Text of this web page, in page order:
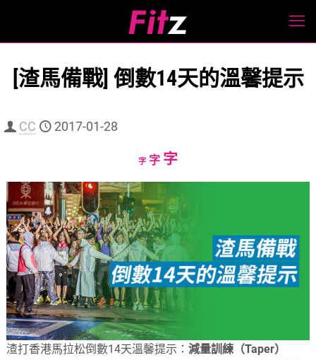
[渣馬備戰] 倒數14天的溫馨提示
CC 2017-01-28
字Decrease
size.
字Reset
size.
字Increase
size.
渣打香港馬拉松倒數14天溫馨提示：減量訓練（Taper）